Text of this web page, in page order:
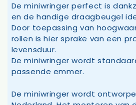
De miniwringer perfect is
en de handige draagbeugel
Door toepassing van
rollen is hier sprake van een
levensduur.
De miniwringer wordt
passende emmer.
De miniwringer wordt